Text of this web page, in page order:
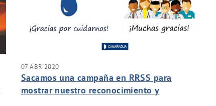
07 ABR 2020
Sacamos una campaña en RRSS para
mostrar nuestro reconocimiento y